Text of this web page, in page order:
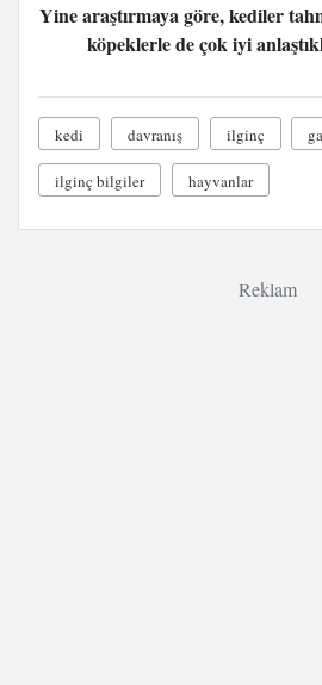
Yine araştırmaya göre, kediler
köpeklerle de çok iyi
kedi davranış ilginç
ilginç bilgiler hayvanlar
Reklam